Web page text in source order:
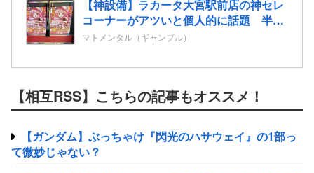
【神設備】ラカータ大宮駅前店の神セレ
コーナーがアツいと個人的に話題 半個
室島+スマホミラーモニターを搭載
マトメンタル（ギャンブル）
【相互RSS】こちらの記事もオススメ！
【ガンダム】ぶっちゃけ『閃光のハサウェイ』の1部っ
て微妙じゃない？